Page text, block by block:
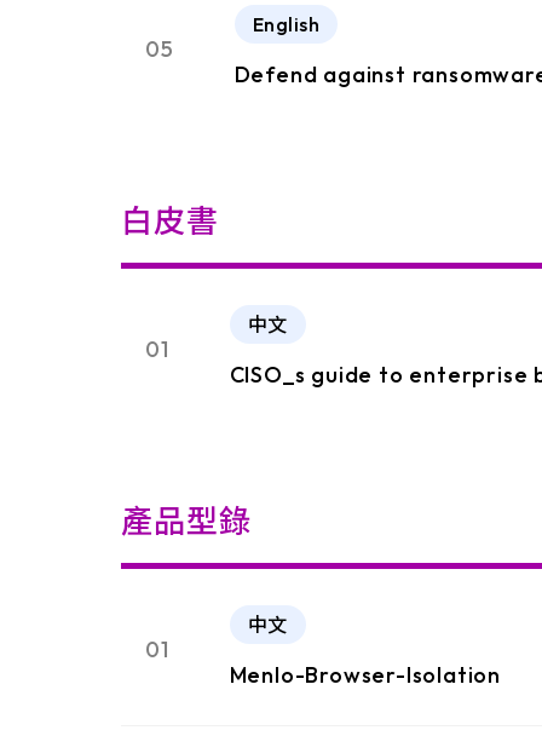
05
English
Defend against
白皮書
01
中文
CISO_s guide to enterprise
產品型錄
01
中文
Menlo-Browser-Isolation